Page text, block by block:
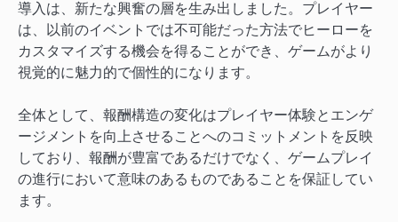
導入は、新たな興奮の層を生み出しました。プレイヤー
は、以前のイベントでは不可能だった方法でヒーローを
カスタマイズする機会を得ることができ、ゲームがより
視覚的に魅力的で個性的になります。
全体として、報酬構造の変化はプレイヤー体験とエンゲ
ージメントを向上させることへのコミットメントを反映
しており、報酬が豊富であるだけでなく、ゲームプレイ
の進行において意味のあるものであることを保証してい
ます。